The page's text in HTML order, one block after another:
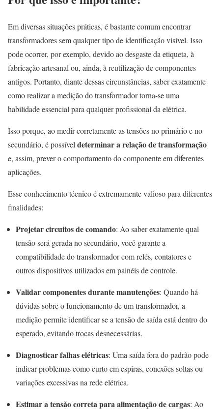
Em diversas situações práticas, é bastante comum encontrar
transformadores sem qualquer tipo de identificação visível. Isso
pode ocorrer, por exemplo, devido ao desgaste da etiqueta, à
fabricação artesanal ou, ainda, à reutilização de componentes
antigos. Portanto, diante dessas circunstâncias, saber exatamente
como realizar a medição do transformador torna-se uma
habilidade essencial para qualquer profissional da elétrica.
Isso porque, ao medir corretamente as tensões no primário e no
secundário, é possível determinar a relação de transformação
e, assim, prever o comportamento do componente em diferentes
aplicações.
Esse conhecimento técnico é extremamente valioso para diferentes
finalidades:
Projetar circuitos de comando: Ao saber exatamente qual
tensão será gerada no secundário, você garante a
compatibilidade do transformador com relés, contatores e
outros dispositivos utilizados em painéis de controle.
Validar componentes durante manutenções: Quando há
dúvidas sobre o funcionamento de um transformador, a
medição permite identificar se a tensão de saída está dentro do
esperado, evitando trocas desnecessárias.
Diagnosticar falhas elétricas: Uma saída fora do padrão pode
indicar problemas como curto em espiras, conexões soltas ou
variações excessivas na rede elétrica.
Estimar a tensão correta para alimentação de cargas: Ao